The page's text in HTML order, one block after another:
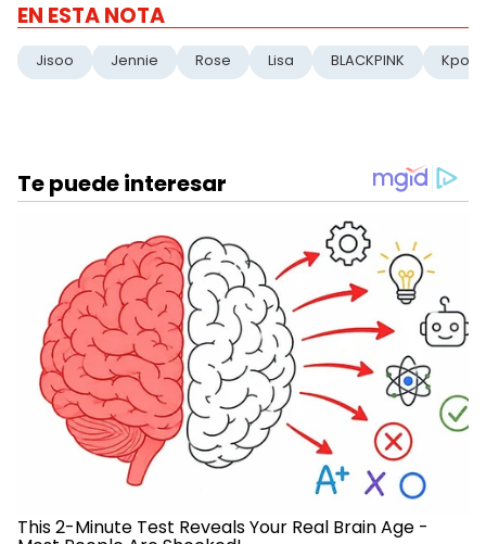
EN ESTA NOTA
Jisoo Jennie Rose Lisa BLACKPINK Kpop